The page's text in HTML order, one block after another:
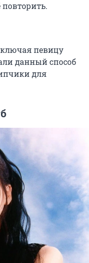
певицу
данный способ
для